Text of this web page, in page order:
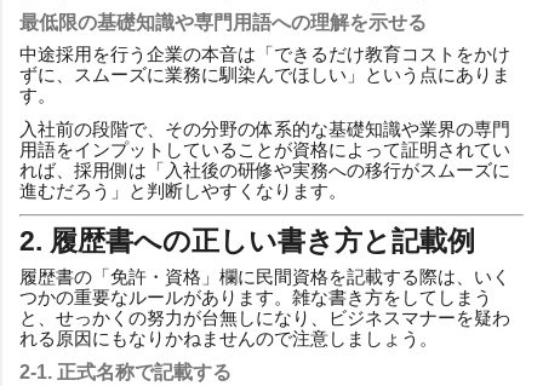
最低限の基礎知識や専門用語への理解を示せる
中途採用を行う企業の本音は「できるだけ教育コストをかけ
ずに、スムーズに業務に馴染んでほしい」という点にありま
す。
入社前の段階で、その分野の体系的な基礎知識や業界の専門
用語をインプットしていることが資格によって証明されてい
れば、採用側は「入社後の研修や実務への移行がスムーズに
進むだろう」と判断しやすくなります。
2. 履歴書への正しい書き方と記載例
履歴書の「免許・資格」欄に民間資格を記載する際は、いく
つかの重要なルールがあります。雑な書き方をしてしまう
と、せっかくの努力が台無しになり、ビジネスマナーを疑わ
れる原因にもなりかねませんので注意しましょう。
2-1. 正式名称で記載する